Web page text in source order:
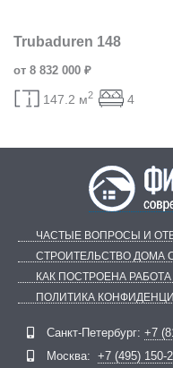
Trubaduren 148
от 8 832 000 ₽
147.2 м2 4
ЧАСТЫЕ ВОПРОСЫ И
СТРОИТЕЛЬСТВО ДОМА
КАК ПОСТРОЕНА РАБОТА
ПОЛИТИКА
Санкт-Петербург: +7
Москва: +7 (495) 150-